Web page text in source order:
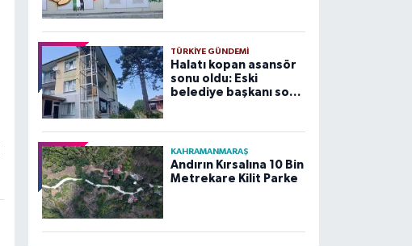
TÜRKIYE GÜNDEMI
Halatı kopan asansör
sonu oldu: Eski
belediye başkanı son
KAHRAMANMARAŞ
Andırın Kırsalına 10 Bin
Metrekare Kilit Parke